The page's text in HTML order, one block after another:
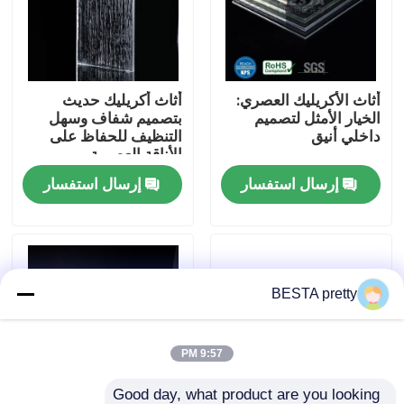
جولة في المصنع
مراقبة الجودة
أخبار
اطلب عرض أسعار
أثاث الأكريليك العصري:
الخيار الأمثل لتصميم
داخلي أنيق
إرسال استفسار
أثاث أكريليك حديث
بتصميم شفاف وسهل
التنظيف للحفاظ على
الأناقة العصرية
إرسال استفسار
BESTA pretty
9:57 PM
Good day, what product are you looking